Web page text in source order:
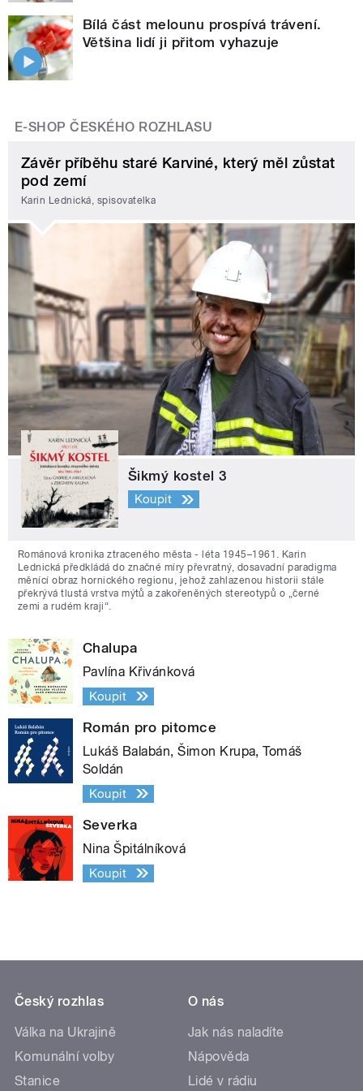
Bílá část melounu prospívá trávení.
Většina lidí ji přitom vyhazuje
E-SHOP ČESKÉHO ROZHLASU
Závěr příběhu staré Karviné, který měl zůstat
pod zemí
Karin Lednická, spisovatelka
Šikmý kostel 3
Koupit
Románová kronika ztraceného města - léta 1945–1961. Karin
Lednická předkládá do značné míry převratný, dosavadní paradigma
měnící obraz hornického regionu, jehož zahlazenou historii stále
překrývá tlustá vrstva mýtů a zakořeněných stereotypů o „černé
zemi a rudém kraji“.
Chalupa
Pavlína Křivánková
Koupit
Román pro pitomce
Lukáš Balabán, Šimon Krupa, Tomáš
Soldán
Koupit
Severka
Nina Špitálníková
Koupit
Český rozhlas
Válka na Ukrajině
Komunální volby
Stanice
O nás
Jak nás naladíte
Nápověda
Lidé v rádiu